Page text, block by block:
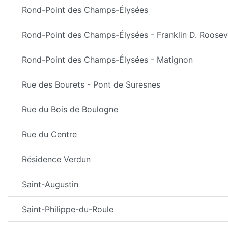
Rond-Point des Champs-Élysées
Rond-Point des Champs-Élysées - Franklin D.
Rond-Point des Champs-Élysées - Matignon
Rue des Bourets - Pont de Suresnes
Rue du Bois de Boulogne
Rue du Centre
Résidence Verdun
Saint-Augustin
Saint-Philippe-du-Roule